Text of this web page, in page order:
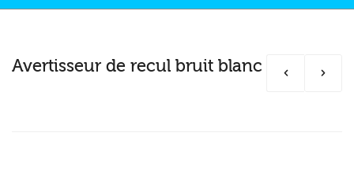
Avertisseur de recul bruit blanc